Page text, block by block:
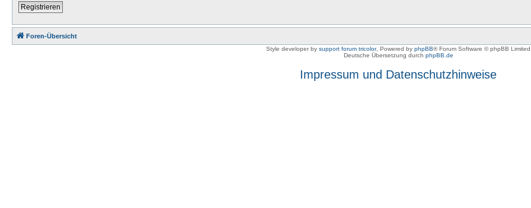
Registrieren
Foren-Übersicht
Style developer by support forum tricolor, Powered by phpBB® Forum Software © phpBB Limited
Deutsche Übersetzung durch phpBB.de
Impressum und Datenschutzhinweise